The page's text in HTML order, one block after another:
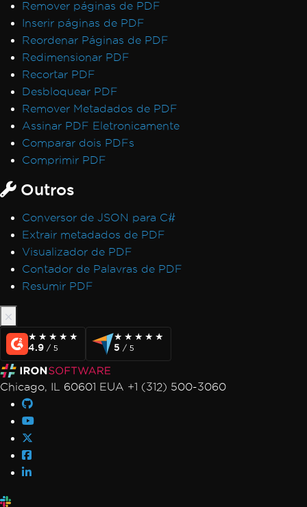
Remover páginas de PDF
Inserir páginas de PDF
Reordenar Páginas de PDF
Redimensionar PDF
Recortar PDF
Desbloquear PDF
Remover Metadados de PDF
Assinar PDF Eletronicamente
Comparar dois PDFs
Comprimir PDF
Outros
Conversor de JSON para C#
Extrair metadados de PDF
Visualizador de PDF
Contador de Palavras de PDF
Resumir PDF
★★★★★
★★★★★
4.9 / 5
★★★★★
★★★★★
5 / 5
Chicago, IL 60601 EUA +1 (312) 500-3060